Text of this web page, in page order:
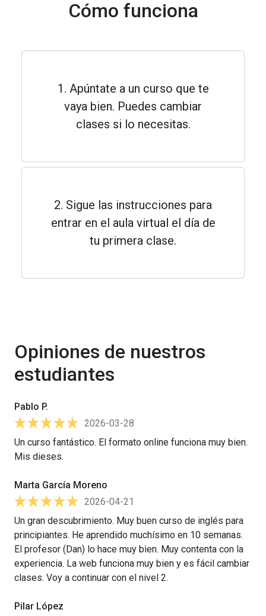
Cómo funciona
1. Apúntate a un curso que te
vaya bien. Puedes cambiar
clases si lo necesitas.
2. Sigue las instrucciones para
entrar en el aula virtual el día de
tu primera clase.
Opiniones de nuestros
estudiantes
Pablo P.
2026-03-28
Un curso fantástico. El formato online funciona muy bien.
Mis dieses.
Marta García Moreno
2026-04-21
Un gran descubrimiento. Muy buen curso de inglés para
principiantes. He aprendido muchísimo en 10 semanas.
El profesor (Dan) lo hace muy bien. Muy contenta con la
experiencia. La web funciona muy bien y es fácil cambiar
clases. Voy a continuar con el nivel 2.
Pilar López